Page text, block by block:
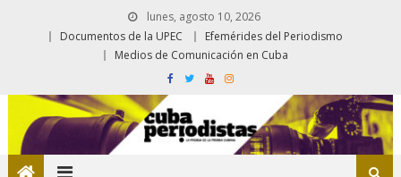
lunes, agosto 10, 2026
Documentos de la UPEC
Efemérides del Periodismo
Medios de Comunicación en Cuba